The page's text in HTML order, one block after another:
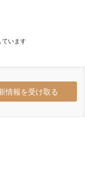
います
情報を受け取る